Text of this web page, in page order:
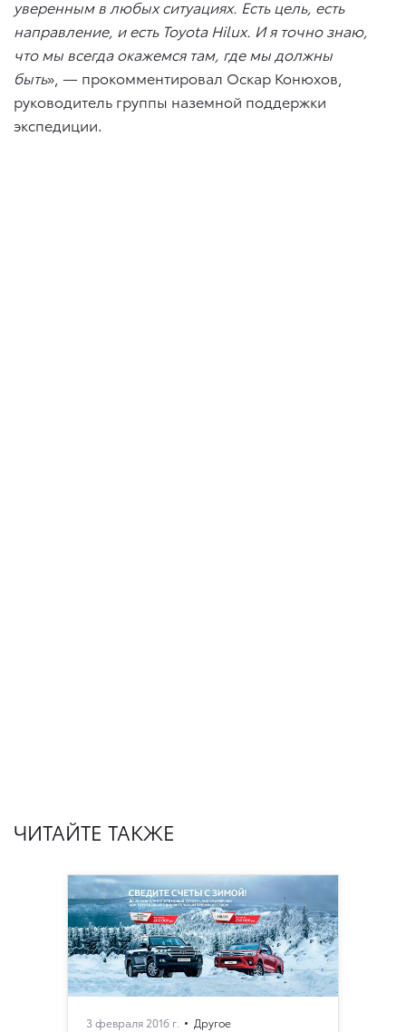
уверенным в любых ситуациях. Есть цель, есть
направление, и есть Toyota Hilux. И я точно знаю,
что мы всегда окажемся там, где мы должны
быть», — прокомментировал Оскар Конюхов,
руководитель группы наземной поддержки
экспедиции.
ЧИТАЙТЕ ТАКЖЕ
3 февраля 2016 г. Другое